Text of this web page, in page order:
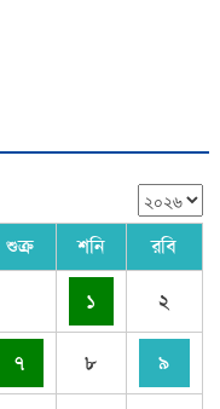
শুক্র শনি রবি
১ ২
৭ ৮ ৯